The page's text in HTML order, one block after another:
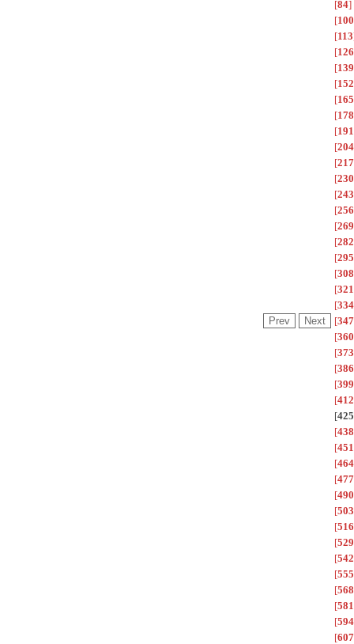
[84]
[100
[113
[126
[139
[152
[165
[178
[191
[204
[217
[230
[243
[256
[269
[282
[295
[308
[321
[334
[347
[360
[373
[386
[399
[412
[425
[438
[451
[464
[477
[490
[503
[516
[529
[542
[555
[568
[581
[594
[607